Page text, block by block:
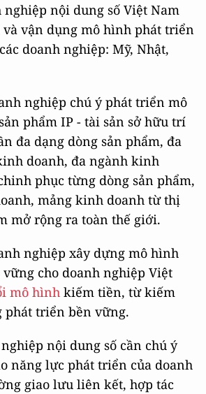
nghiệp nội dung số Việt Nam
vận dụng mô hình phát triển
doanh nghiệp: Mỹ, Nhật,
nghiệp chú ý phát triển mô
phẩm IP - tài sản sở hữu trí
đa dạng dòng sản phẩm, đa
doanh, đa ngành kinh
phục từng dòng sản phẩm,
mảng kinh doanh từ thị
mở rộng ra toàn thế giới.
nghiệp xây dựng mô hình
cho doanh nghiệp Việt
mô hình kiếm tiền, từ kiếm
phát triển bền vững.
nội dung số cần chú ý
năng lực phát triển của doanh
giao lưu liên kết, hợp tác